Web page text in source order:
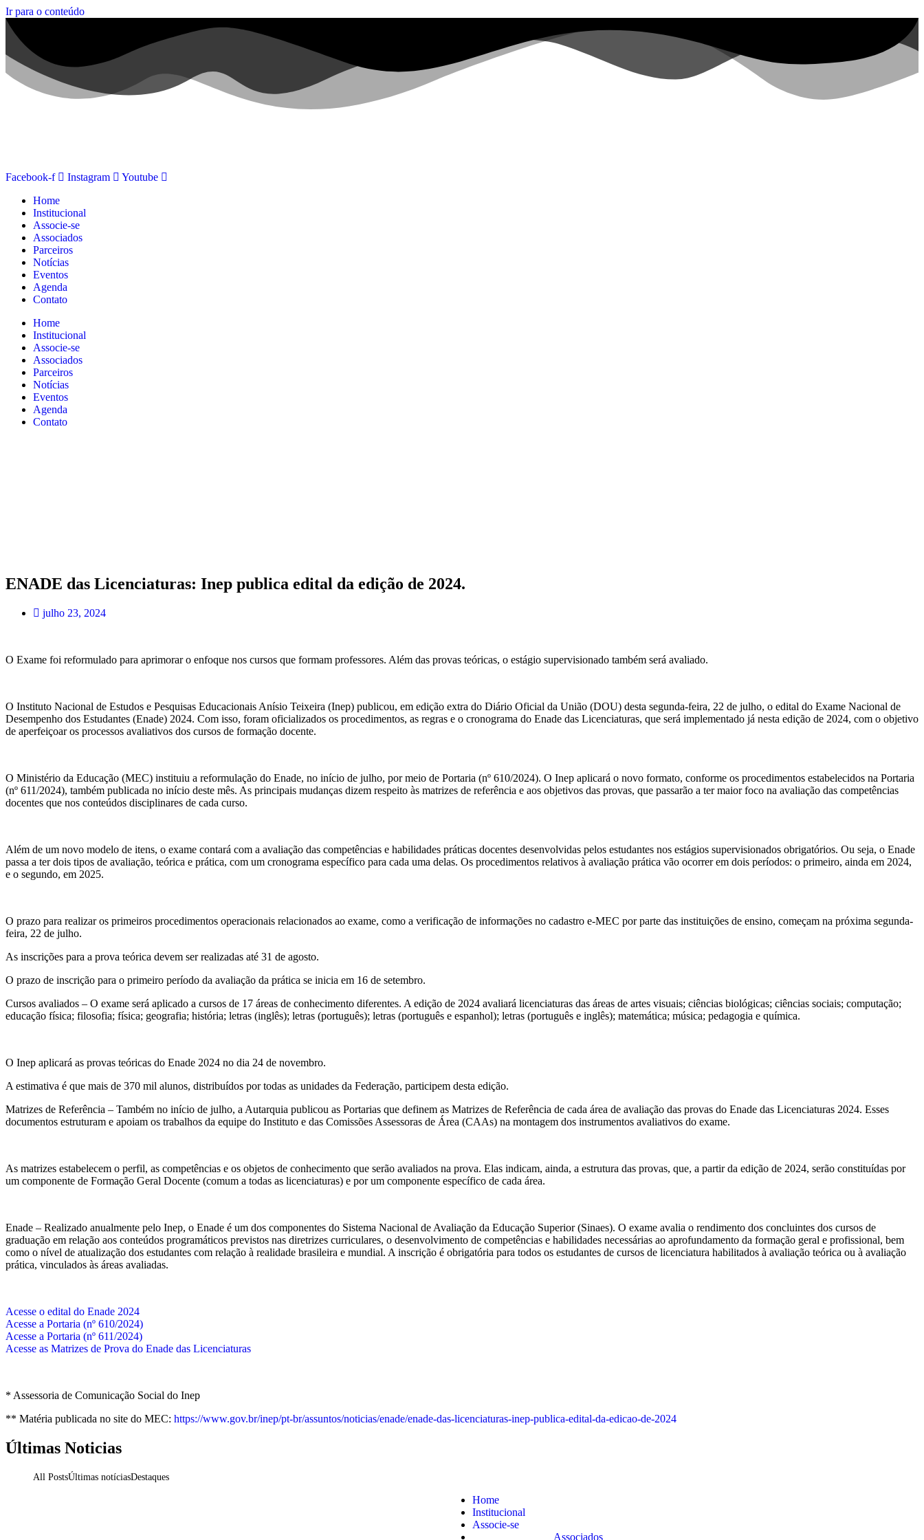
Ir para o conteúdo
Facebook-f Instagram
Youtube
Home
Institucional
Associe-se
Associados
Parceiros
Notícias
Eventos
Agenda
Contato
Home
Institucional
Associe-se
Associados
Parceiros
Notícias
Eventos
Agenda
Contato
ENADE das Licenciaturas: Inep publica edital da edição de 2024.
julho 23, 2024
O Exame foi reformulado para aprimorar o enfoque nos cursos que formam professores. Além das provas teóricas, o estágio supervisionado também será avaliado.
O Instituto Nacional de Estudos e Pesquisas Educacionais Anísio Teixeira (Inep) publicou, em edição extra do Diário Oficial da União (DOU) desta segunda-feira, 22 de julho, o edital do Exame Nacional de
Desempenho dos Estudantes (Enade) 2024. Com isso, foram oficializados os procedimentos, as regras e o cronograma do Enade das Licenciaturas, que será implementado já nesta edição de 2024, com o objetivo
de aperfeiçoar os processos avaliativos dos cursos de formação docente.
O Ministério da Educação (MEC) instituiu a reformulação do Enade, no início de julho, por meio de Portaria (nº 610/2024). O Inep aplicará o novo formato, conforme os procedimentos estabelecidos na Portaria
(nº 611/2024), também publicada no início deste mês. As principais mudanças dizem respeito às matrizes de referência e aos objetivos das provas, que passarão a ter maior foco na avaliação das competências
docentes que nos conteúdos disciplinares de cada curso.
Além de um novo modelo de itens, o exame contará com a avaliação das competências e habilidades práticas docentes desenvolvidas pelos estudantes nos estágios supervisionados obrigatórios. Ou seja, o Enade
passa a ter dois tipos de avaliação, teórica e prática, com um cronograma específico para cada uma delas. Os procedimentos relativos à avaliação prática vão ocorrer em dois períodos: o primeiro, ainda em 2024,
e o segundo, em 2025.
O prazo para realizar os primeiros procedimentos operacionais relacionados ao exame, como a verificação de informações no cadastro e-MEC por parte das instituições de ensino, começam na próxima segunda-
feira, 22 de julho.
As inscrições para a prova teórica devem ser realizadas até 31 de agosto.
O prazo de inscrição para o primeiro período da avaliação da prática se inicia em 16 de setembro.
Cursos avaliados – O exame será aplicado a cursos de 17 áreas de conhecimento diferentes. A edição de 2024 avaliará licenciaturas das áreas de artes visuais; ciências biológicas; ciências sociais; computação;
educação física; filosofia; física; geografia; história; letras (inglês); letras (português); letras (português e espanhol); letras (português e inglês); matemática; música; pedagogia e química.
O Inep aplicará as provas teóricas do Enade 2024 no dia 24 de novembro.
A estimativa é que mais de 370 mil alunos, distribuídos por todas as unidades da Federação, participem desta edição.
Matrizes de Referência – Também no início de julho, a Autarquia publicou as Portarias que definem as Matrizes de Referência de cada área de avaliação das provas do Enade das Licenciaturas 2024. Esses
documentos estruturam e apoiam os trabalhos da equipe do Instituto e das Comissões Assessoras de Área (CAAs) na montagem dos instrumentos avaliativos do exame.
As matrizes estabelecem o perfil, as competências e os objetos de conhecimento que serão avaliados na prova. Elas indicam, ainda, a estrutura das provas, que, a partir da edição de 2024, serão constituídas por
um componente de Formação Geral Docente (comum a todas as licenciaturas) e por um componente específico de cada área.
Enade – Realizado anualmente pelo Inep, o Enade é um dos componentes do Sistema Nacional de Avaliação da Educação Superior (Sinaes). O exame avalia o rendimento dos concluintes dos cursos de
graduação em relação aos conteúdos programáticos previstos nas diretrizes curriculares, o desenvolvimento de competências e habilidades necessárias ao aprofundamento da formação geral e profissional, bem
como o nível de atualização dos estudantes com relação à realidade brasileira e mundial. A inscrição é obrigatória para todos os estudantes de cursos de licenciatura habilitados à avaliação teórica ou à avaliação
prática, vinculados às áreas avaliadas.
Acesse o edital do Enade 2024
Acesse a Portaria (nº 610/2024)
Acesse a Portaria (nº 611/2024)
Acesse as Matrizes de Prova do Enade das Licenciaturas
* Assessoria de Comunicação Social do Inep
** Matéria publicada no site do MEC: https://www.gov.br/inep/pt-br/assuntos/noticias/enade/enade-das-licenciaturas-inep-publica-edital-da-edicao-de-2024
Últimas Noticias
All PostsÚltimas notíciasDestaques
REGULAÇÃO – Consulta do Novo Marco Regulatório da EaD vai até 14/8
Home
Institucional
Associe-se
Associados